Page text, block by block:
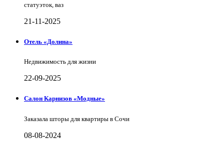
статуэток, ваз
21-11-2025
Отель «Долина»
Недвижимость для жизни
22-09-2025
Салон Карнизов «Модные»
Заказала шторы для квартиры в Сочи
08-08-2024